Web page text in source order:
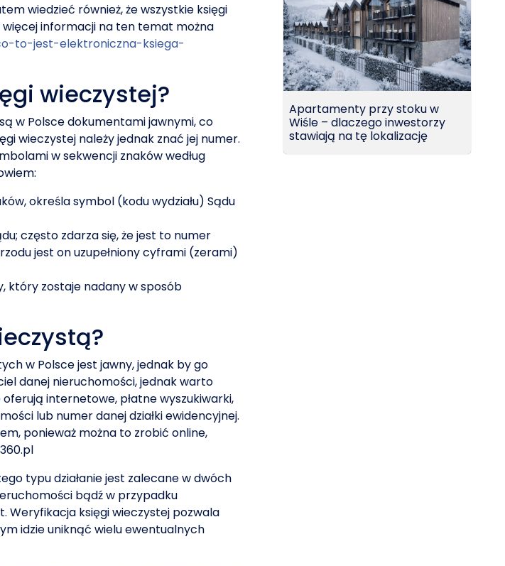
wiedzieć również, że wszystkie księgi
informacji na ten temat można
to-jest-elektroniczna-ksiega-
wieczystej?
w Polsce dokumentami jawnymi, co
wieczystej należy jednak znać jej numer.
w sekwencji znaków według
określa symbol (kodu wydziału) Sądu
często zdarza się, że jest to numer
jest on uzupełniony cyframi (zerami)
który zostaje nadany w sposób
w Polsce jest jawny, jednak by go
danej nieruchomości, jednak warto
internetowe, płatne wyszukiwarki,
lub numer danej działki ewidencyjnej.
ponieważ można to zrobić online,
typu działanie jest zalecane w dwóch
bądź w przypadku
Weryfikacja księgi wieczystej pozwala
idzie uniknąć wielu ewentualnych
Apartamenty przy stoku w
Wiśle – dlaczego inwestorzy
stawiają na tę lokalizację